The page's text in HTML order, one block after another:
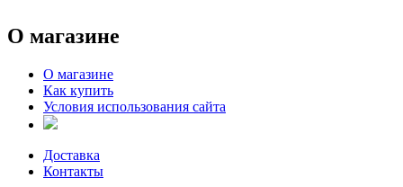
О магазине
О магазине
Как купить
Условия использования сайта
Доставка
Контакты